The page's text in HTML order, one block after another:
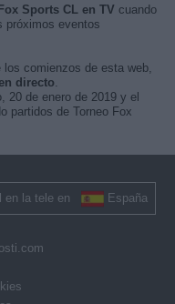
Sports CL en TV cuando
próximos eventos
comienzos de esta web,
directo.
20 de enero de 2019 y el
partidos de Torneo Fox
en la tele en España